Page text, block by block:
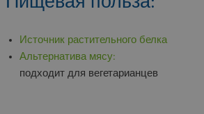
Источник растительного белка
Альтернатива мясу:
подходит для вегетарианцев